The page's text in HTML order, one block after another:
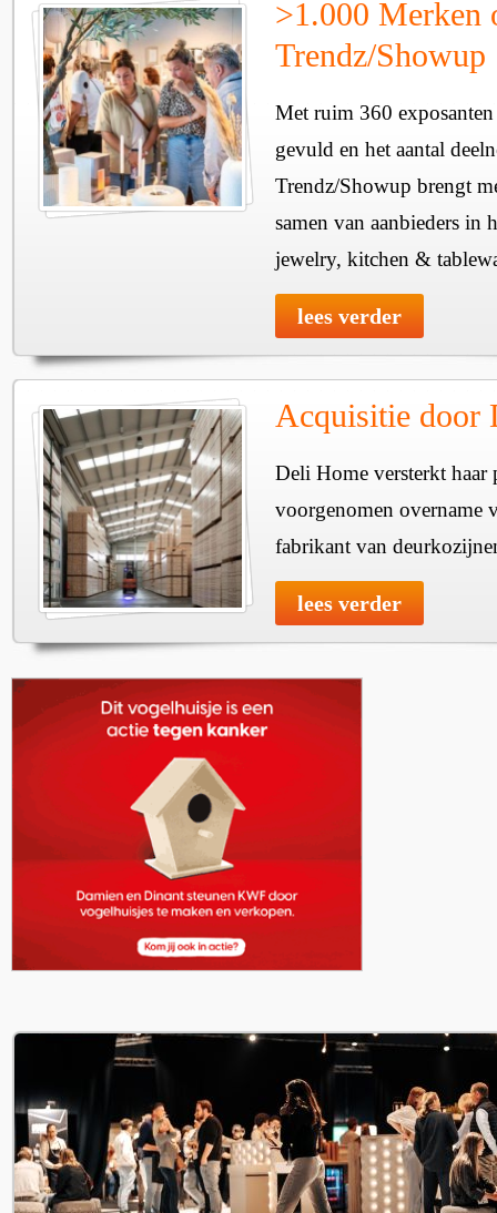
>1.000 Merken
Trendz/Showup
Met ruim 360
gevuld en het aantal
Trendz/Showup brengt
samen van aanbieders in
jewelry, kitchen &
lees verder
Acquisitie door
Deli Home versterkt haar
voorgenomen overname
fabrikant van
lees verder